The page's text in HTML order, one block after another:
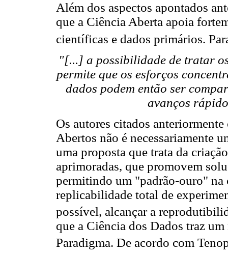
Além dos aspectos apontados
que a Ciência Aberta apoia
científicas e dados primários.
"[...] a possibilidade de tratar
permite que os esforços
dados podem então ser
avanços
Os autores citados
Abertos não é necessariamente
uma proposta que trata da
aprimoradas, que promovem
permitindo um "padrão-ouro" na
replicabilidade total de
possível, alcançar a
que a Ciência dos Dados traz
Paradigma. De acordo com